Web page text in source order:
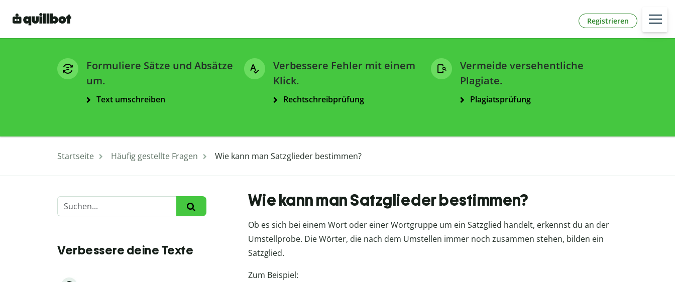
Registrieren
Formuliere Sätze und Absätze
um.
Text umschreiben
Verbessere Fehler mit einem
Klick.
Rechtschreibprüfung
Vermeide versehentliche
Plagiate.
Plagiatsprüfung
Startseite Häufig gestellte Fragen Wie kann man Satzglieder bestimmen?
Verbessere deine Texte
Wie kann man Satzglieder bestimmen?
Ob es sich bei einem Wort oder einer Wortgruppe um ein Satzglied handelt, erkennst du an der
Umstellprobe. Die Wörter, die nach dem Umstellen immer noch zusammen stehen, bilden ein
Satzglied.
Zum Beispiel: